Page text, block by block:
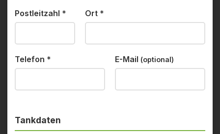
Postleitzahl * Ort *
Telefon * E-Mail (optional)
Tankdaten